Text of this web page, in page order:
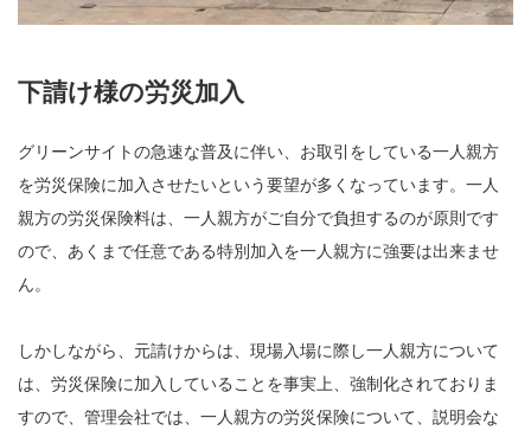
下請け様の労災加入
グリーンサイトの急速な普及に伴い、お取引をしている一人親方
を労災保険に加入させたいという要望が多くなっています。一人
親方の労災保険料は、一人親方がご自分で負担するのが原則です
ので、あくまで任意である特別加入を一人親方に強要は出来ませ
ん。
しかしながら、元請けからは、現場入場に際し一人親方について
は、労災保険に加入していることを事実上、強制化されておりま
すので、管理会社では、一人親方の労災保険について、説明会な